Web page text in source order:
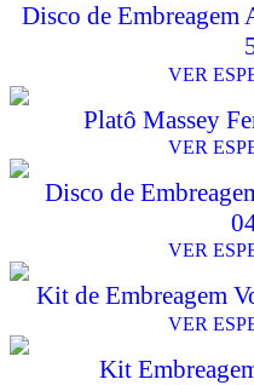
Disco de Embreagem
VER
Platô Massey
VER
Disco de
VER
Kit de Embreagem
VER
Kit